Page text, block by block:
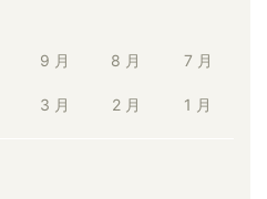
9 月 8 月 7 月
3 月 2 月 1 月